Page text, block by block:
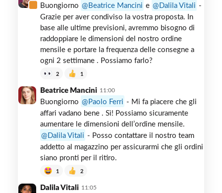
partner Buongiorno Beatrice Mancini e Dalila Vitali -
Grazie per aver condiviso la vostra proposta. In
base alle ultime previsioni, avremmo bisogno di
raddoppiare le dimensioni del nostro ordine
mensile e portare la frequenza delle consegne a
ogni 2 settimane . Possiamo farlo?
2 1
Beatrice Mancini 11:00
Buongiorno Paolo Ferri - Mi fa piacere che gli
affari vadano bene . Sì! Possiamo sicuramente
aumentare le dimensioni dell’ordine mensile.
Dalila Vitali - Posso contattare il nostro team
addetto al magazzino per assicurarmi che gli ordini
siano pronti per il ritiro.
1 2
Dalila Vitali 11:05